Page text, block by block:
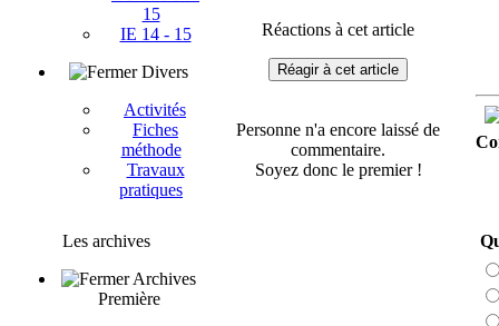
15
IE 14 - 15
Divers
Activités
Fiches
méthode
Travaux
pratiques
Les archives
Archives
Première
Réactions à cet article
Réagir à cet article
Personne n'a encore laissé de
commentaire.
Soyez donc le premier !